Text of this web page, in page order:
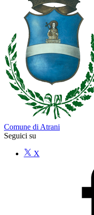
Comune di Atrani
Seguici su
X